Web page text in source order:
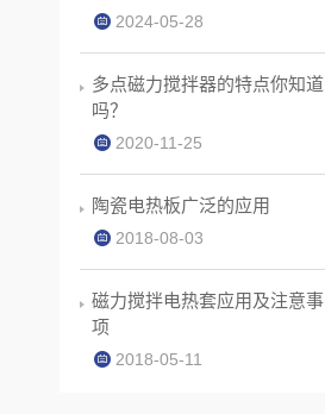
2024-05-28
多点磁力搅拌器的特点你知道
吗？
2020-11-25
陶瓷电热板广泛的应用
2018-08-03
磁力搅拌电热套应用及注意事
项
2018-05-11